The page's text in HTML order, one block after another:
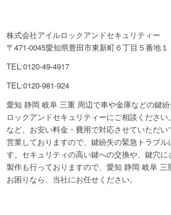
株式会社アイルロックアンドセキュリティー
〒471-0045愛知県豊田市東新町６丁目５番地１
TEL:0120-49-4917
TEL:0120-981-924
愛知 静岡 岐阜 三重 周辺で車や金庫などの鍵
ロックアンドセキュリティーにご相談くださ
など、お安い料金・費用で対応させていただい
営業しておりますので、鍵紛失の緊急トラブル
す。セキュリティの高い鍵への交換や、鍵穴
製作も行っておりますので、愛知 静岡 岐阜 三
お困りなら、当社にお任せください。